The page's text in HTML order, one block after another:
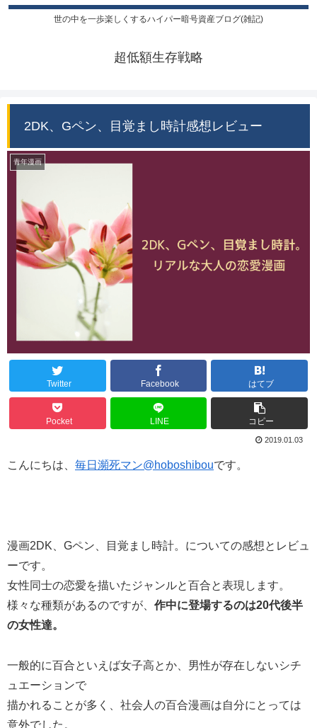
世の中を一歩楽しくするハイパー暗号資産ブログ(雑記)
超低額生存戦略
2DK、Gペン、目覚まし時計感想レビュー
青年漫画
Twitter Facebook はてブ
Pocket LINE コピー
2019.01.03
こんにちは、 毎日瀕死マン@hoboshibouです。
漫画2DK、Gペン、目覚まし時計。についての感想とレビュ
ーです。
女性同士の恋愛を描いたジャンルと百合と表現します。
様々な種類があるのですが、 作中に登場するのは20代後半
の女性達。
一般的に百合といえば女子高とか、男性が存在しないシチ
ュエーションで
描かれることが多く、社会人の百合漫画は自分にとっては
意外でした。